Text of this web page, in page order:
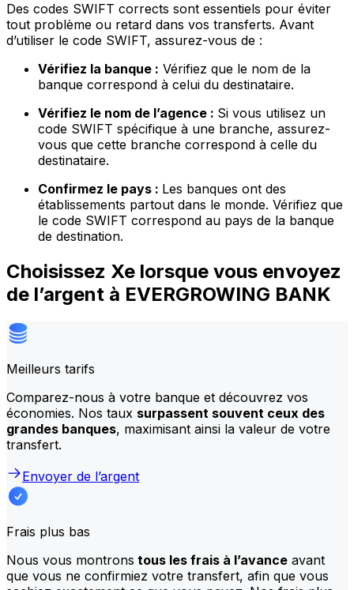
Des codes SWIFT corrects sont essentiels pour éviter
tout problème ou retard dans vos transferts. Avant
d’utiliser le code SWIFT, assurez-vous de :
Vérifiez la banque : Vérifiez que le nom de la
banque correspond à celui du destinataire.
Vérifiez le nom de l’agence : Si vous utilisez un
code SWIFT spécifique à une branche, assurez-
vous que cette branche correspond à celle du
destinataire.
Confirmez le pays : Les banques ont des
établissements partout dans le monde. Vérifiez que
le code SWIFT correspond au pays de la banque
de destination.
Choisissez Xe lorsque vous envoyez
de l’argent à EVERGROWING BANK
Meilleurs tarifs
Comparez-nous à votre banque et découvrez vos
économies. Nos taux surpassent souvent ceux des
grandes banques, maximisant ainsi la valeur de votre
transfert.
Envoyer de l’argent
Frais plus bas
Nous vous montrons tous les frais à l’avance avant
que vous ne confirmiez votre transfert, afin que vous